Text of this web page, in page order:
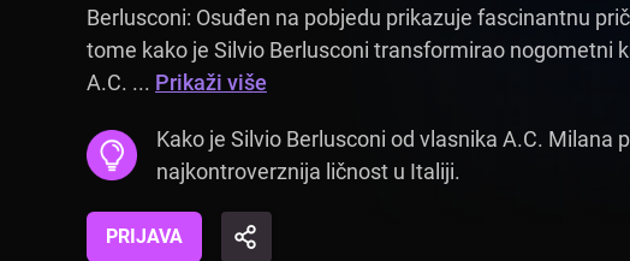
Berlusconi: Osuđen na pobjedu prikazuje fascinantnu
tome kako je Silvio Berlusconi transformirao nogometni
A.C. ... Prikaži više
Kako je Silvio Berlusconi od vlasnika A.C. Milana
najkontroverznija ličnost u Italiji.
PRIJAVA